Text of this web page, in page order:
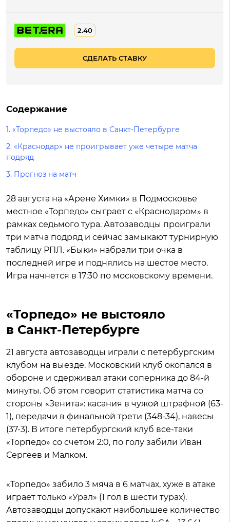
2.40
СДЕЛАТЬ СТАВКУ
Содержание
1. «Торпедо» не выстояло в Санкт-Петербурге
2. «Краснодар» не проигрывает уже четыре матча
подряд
3. Прогноз на матч
28 августа на «Арене Химки» в Подмосковье
местное «Торпедо» сыграет с «Краснодаром» в
рамках седьмого тура. Автозаводцы проиграли
три матча подряд и сейчас замыкают турнирную
таблицу РПЛ. «Быки» набрали три очка в
последней игре и поднялись на шестое место.
Игра начнется в 17:30 по московскому времени.
«Торпедо» не выстояло
в Санкт-Петербурге
21 августа автозаводцы играли с петербургским
клубом на выезде. Московский клуб окопался в
обороне и сдерживал атаки соперника до 84-й
минуты. Об этом говорит статистика матча со
стороны «Зенита»: касания в чужой штрафной (63-
1), передачи в финальной трети (348-34), навесы
(37-3). В итоге петербургский клуб все-таки
«Торпедо» со счетом 2:0, по голу забили Иван
Сергеев и Малком.
«Торпедо» забило 3 мяча в 6 матчах, хуже в атаке
играет только «Урал» (1 гол в шести турах).
Автозаводцы допускают наибольшее количество